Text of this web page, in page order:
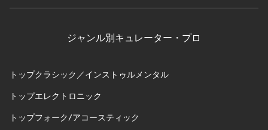
ジャンル別キュレーター・プロ
トップクラシック／インストゥルメンタル
トップエレクトロニック
トップフォーク/アコースティック